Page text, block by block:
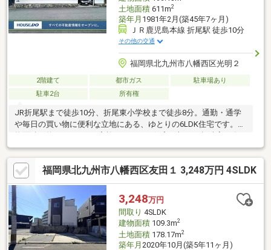
土地面積611m2
築年月 1981年2月(築45年7ヶ月)
ＪＲ鹿児島本線 折尾駅 徒歩10分
その他の交通
福岡県北九州市八幡西区光明２
2階建て 都市ガス
駐車場あり
駐車2台
所有権
JR折尾駅まで徒歩10分、折尾東小学校まで徒歩8分。通勤・通学
や毎日の買い物に便利な立地にある、ゆとりの6LDK住宅です。建
宅ワーク、来客用の空間も確保できます。床暖房、トイレ2か所、
ウォークスルークローゼットなど設備も充実。南庭とウッドデッ
キでは、ガーデニングや家族団らんを楽しめます。電動シャッタ
ー付きカーポートには縦列2台駐車可能。前面道路は約6mあり、
車の出入りもしやすい住環境です。擁壁部分を除いた利用可能面
積は約394㎡（約119坪）♪新築をご検討の方は事前にハウスメー
カー等へご確認ください。
福岡県北九州市八幡西区友田１ 3,248万円 4SLDK
3,248万円
間取り 4SLDK
建物面積109.3m2
土地面積178.17m2
築年月 2020年10月(築5年11ヶ月)